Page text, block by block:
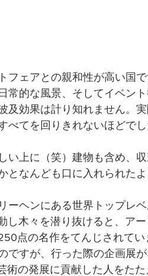
フェアとの親和性が高い国
常的な風景、そしてイベン
及効果は計り知れません。
てを回りきれないほどでし
い上に（笑）建物も含め、
となんども口に入れられた
ヘンにある世界トップレベ
し木々を潜り抜けると、ア
点の名作をてんじされて
すが、行った際の企画展が
の発展に貢献した人をたた